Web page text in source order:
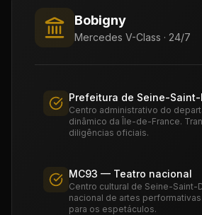
Bobigny
Mercedes V-Class · 24/7
Prefeitura de Seine-Saint-
Centro administrativo do
dinâmico da Île-de-France.
diligências oficiais.
MC93 — Teatro nacional
Centro cultural de Seine-Saint-
nacional de artes
para os espetáculos.